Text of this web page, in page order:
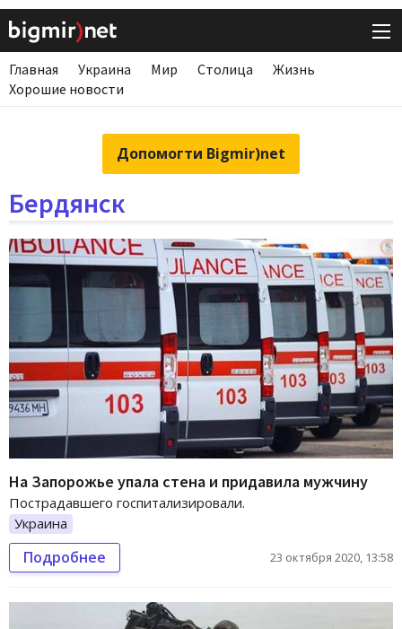
Главная Украина Мир Столица
Жизнь
Хорошие новости
Допомогти Bigmir)net
Бердянск
На Запорожье упала стена и придавила мужчину
Пострадавшего госпитализировали.
Украина
Подробнее 23 октября 2020, 13:58